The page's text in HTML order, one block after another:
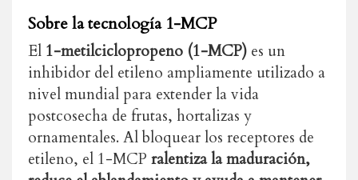
Sobre la tecnología 1-MCP
El 1-metilciclopropeno (1-MCP) es un
inhibidor del etileno ampliamente utilizado a
nivel mundial para extender la vida
postcosecha de frutas, hortalizas y
ornamentales. Al bloquear los receptores de
etileno, el 1-MCP ralentiza la maduración,